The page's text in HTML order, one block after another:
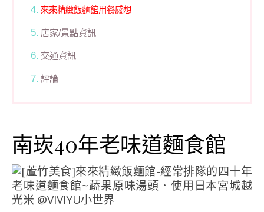
來來精緻飯麵館用餐感想
店家/景點資訊
交通資訊
評論
南崁40年老味道麵食館